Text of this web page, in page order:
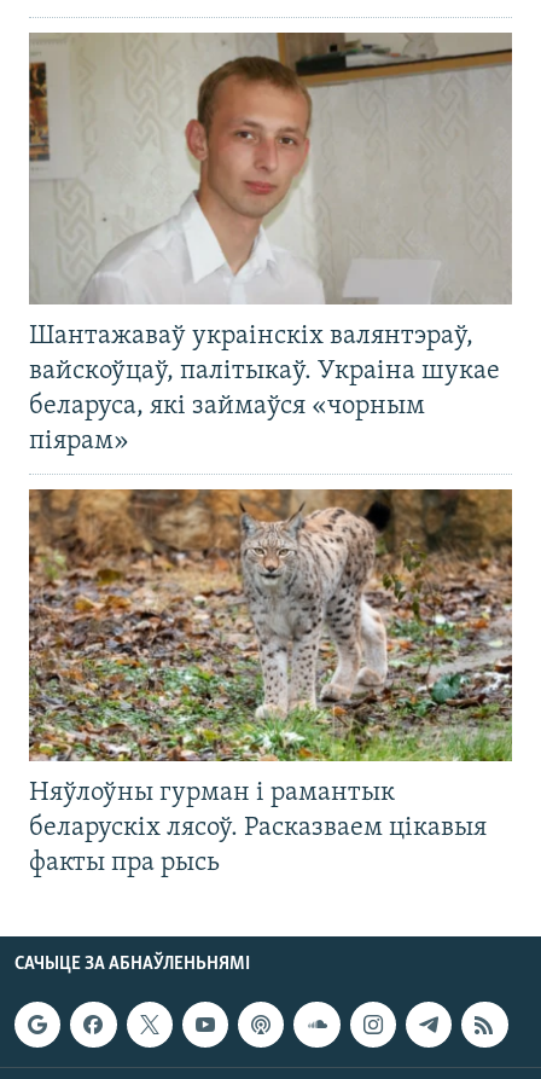
Шантажаваў украінскіх валянтэраў,
вайскоўцаў, палітыкаў. Украіна шукае
беларуса, які займаўся «чорным
піярам»
Няўлоўны гурман і рамантык
беларускіх лясоў. Расказваем цікавыя
факты пра рысь
САЧЫЦЕ ЗА АБНАЎЛЕНЬНЯМІ